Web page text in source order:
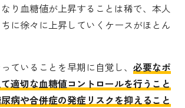
り血糖値が上昇することは稀で、本人
に徐々に上昇していくケースがほとん
ていることを早期に自覚し、 必要なポ
適切な血糖値コントロールを行うこと
病や合併症の発症リスクを抑えること